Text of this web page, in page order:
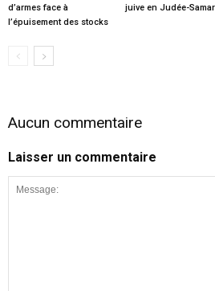
d’armes face à
l’épuisement des stocks
juive en Judée-
Aucun commentaire
Laisser un commentaire